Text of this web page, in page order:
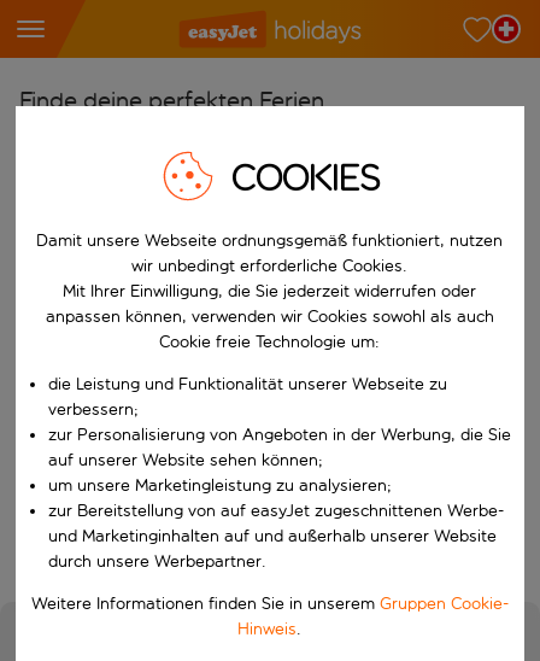
Finde deine perfekten Ferien
Wähle deine Flughäfen
Beginne mit der Eingabe für die automatische
Reiseziele finden
Nach
W&auml;hle ein Ab- und R&uuml;ckflugdatum aus.
Wähle deine Reisedaten
Wann
Wer
Suchen
COOKIES
Damit unsere Webseite ordnungsgemäß funktioniert, nutzen
wir unbedingt erforderliche Cookies.
Mit Ihrer Einwilligung, die Sie jederzeit widerrufen oder
anpassen können, verwenden wir Cookies sowohl als auch
Cookie freie Technologie um:
die Leistung und Funktionalität unserer Webseite zu
verbessern;
zur Personalisierung von Angeboten in der Werbung, die Sie
auf unserer Website sehen können;
um unsere Marketingleistung zu analysieren;
zur Bereitstellung von auf easyJet zugeschnittenen Werbe-
und Marketinginhalten auf und außerhalb unserer Website
durch unsere Werbepartner.
Weitere Informationen finden Sie in unserem Gruppen Cookie-
Hinweis.